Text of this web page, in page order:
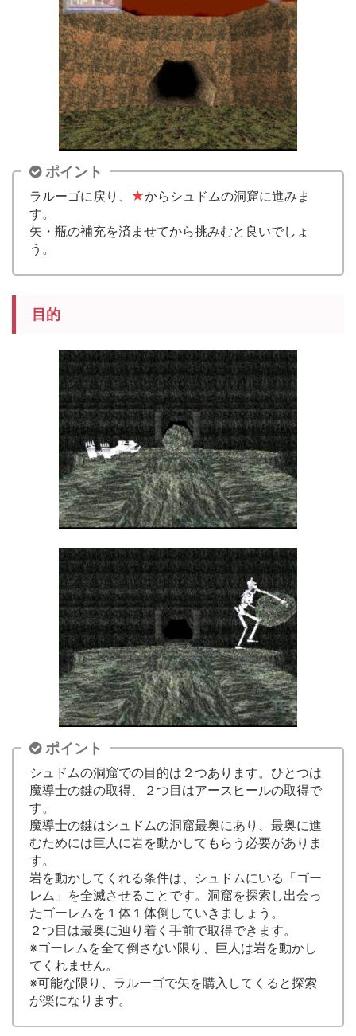
ポイント
ラルーゴに戻り、 ★からシュドムの洞窟に進みま
す。
矢・瓶の補充を済ませてから挑みむと良いでしょ
う。
目的
ポイント
シュドムの洞窟での目的は２つあります。ひとつは
魔導士の鍵の取得、２つ目はアースヒールの取得で
す。
魔導士の鍵はシュドムの洞窟最奥にあり、最奥に進
むためには巨人に岩を動かしてもらう必要がありま
す。
岩を動かしてくれる条件は、シュドムにいる「ゴー
レム」を全滅させることです。洞窟を探索し出会っ
たゴーレムを１体１体倒していきましょう。
２つ目は最奥に辿り着く手前で取得できます。
※ゴーレムを全て倒さない限り、巨人は岩を動かし
てくれません。
※可能な限り、ラルーゴで矢を購入してくると探索
が楽になります。